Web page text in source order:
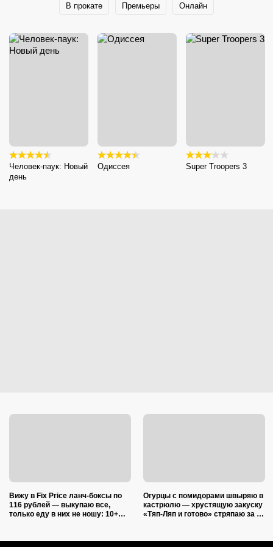
В прокате Премьеры Онлайн
Человек-паук: Новый
день
Одиссея Super Troopers 3
Вижу в Fix Price ланч-боксы по
116 рублей — выкупаю все,
только еду в них не ношу: 10+
Огурцы с помидорами швыряю в
кастрюлю — хрустящую закуску
«Тяп-Ляп и готово» стряпаю за 15